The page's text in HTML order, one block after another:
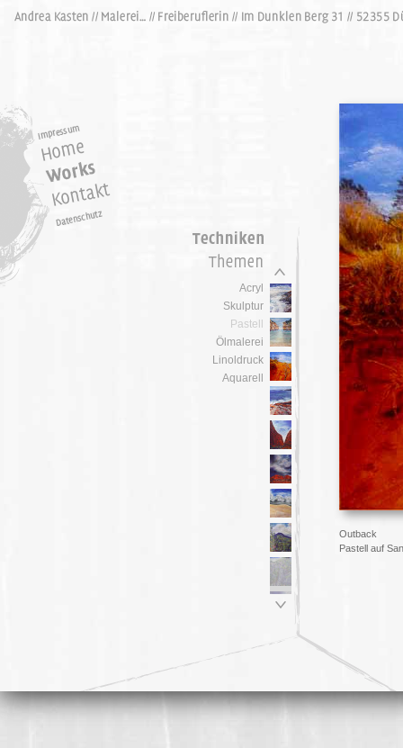
Acryl
Skulptur
Pastell
Ölmalerei
Linoldruck
Aquarell
Outback
Pastell auf